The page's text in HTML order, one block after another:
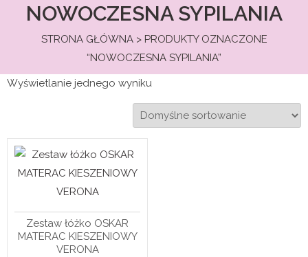
NOWOCZESNA SYPILANIA
STRONA GŁÓWNA> PRODUKTY OZNACZONE
“NOWOCZESNA SYPILANIA”
Wyświetlanie jednego wyniku
Zestaw łóżko OSKAR
MATERAC KIESZENIOWY
VERONA